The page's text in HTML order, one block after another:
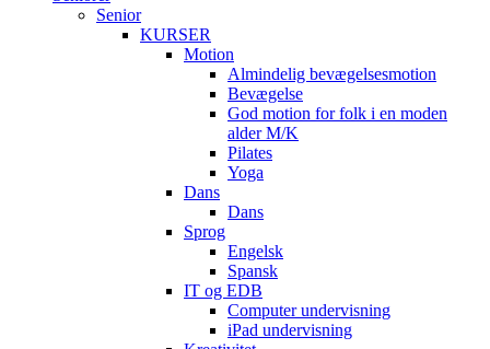
Senior
KURSER
Motion
Almindelig bevægelsesmotion
Bevægelse
God motion for folk i en moden
alder M/K
Pilates
Yoga
Dans
Dans
Sprog
Engelsk
Spansk
IT og EDB
Computer undervisning
iPad undervisning